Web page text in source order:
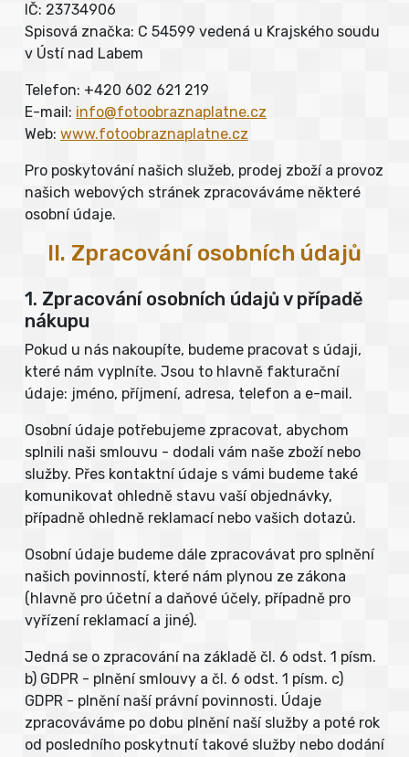
IČ: 23734906
Spisová značka: C 54599 vedená u Krajského soudu
v Ústí nad Labem
Telefon: +420 602 621 219
E-mail: info@fotoobraznaplatne.cz
Web: www.fotoobraznaplatne.cz
Pro poskytování našich služeb, prodej zboží a provoz
našich webových stránek zpracováváme některé
osobní údaje.
II. Zpracování osobních údajů
1. Zpracování osobních údajů v případě
nákupu
Pokud u nás nakoupíte, budeme pracovat s údaji,
které nám vyplníte. Jsou to hlavně fakturační
údaje: jméno, příjmení, adresa, telefon a e-mail.
Osobní údaje potřebujeme zpracovat, abychom
splnili naši smlouvu - dodali vám naše zboží nebo
služby. Přes kontaktní údaje s vámi budeme také
komunikovat ohledně stavu vaší objednávky,
případně ohledně reklamací nebo vašich dotazů.
Osobní údaje budeme dále zpracovávat pro splnění
našich povinností, které nám plynou ze zákona
(hlavně pro účetní a daňové účely, případně pro
vyřízení reklamací a jiné).
Jedná se o zpracování na základě čl. 6 odst. 1 písm.
b) GDPR - plnění smlouvy a čl. 6 odst. 1 písm. c)
GDPR - plnění naší právní povinnosti. Údaje
zpracováváme po dobu plnění naší služby a poté rok
od posledního poskytnutí takové služby nebo dodání